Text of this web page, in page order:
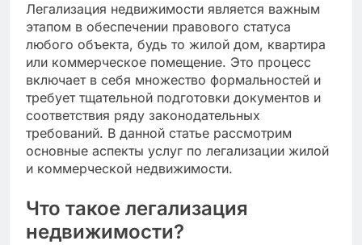
Легализация недвижимости является важным
этапом в обеспечении правового статуса
любого объекта, будь то жилой дом, квартира
или коммерческое помещение. Это процесс
включает в себя множество формальностей и
требует тщательной подготовки документов и
соответствия ряду законодательных
требований. В данной статье рассмотрим
основные аспекты услуг по легализации жилой
и коммерческой недвижимости.
Что такое легализация
недвижимости?